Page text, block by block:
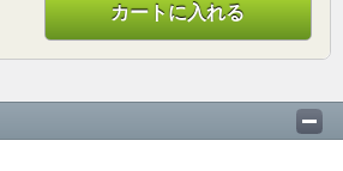
カートに入れる